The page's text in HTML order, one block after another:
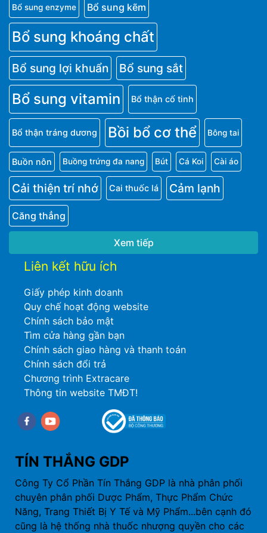
Bổ sung enzyme Bổ sung kẽm
Bổ sung khoáng chất
Bổ sung lợi khuẩn Bổ sung sắt
Bổ sung vitamin Bổ thận cố tinh
Bổ thận tráng dương Bồi bổ cơ thể Bông tai
Buồn nôn Buồng trứng đa nang Bút Cá Koi Cài áo
Cải thiện trí nhớ Cai thuốc lá Cảm lạnh
Căng thẳng
Xem tiếp
Liên kết hữu ích
Giấy phép kinh doanh
Quy chế hoạt động website
Chính sách bảo mật
Tìm cửa hàng gần bạn
Chính sách giao hàng và thanh toán
Chính sách đổi trả
Chương trình Extracare
Thông tin website TMĐT!
Facebookyoutube
TÍN THẮNG GDP
Công Ty Cổ Phần Tín Thắng GDP là nhà phân phối
chuyên phân phối Dược Phẩm, Thực Phẩm Chức
Năng, Trang Thiết Bị Y Tế và Mỹ Phẩm...bên cạnh đó
cũng là hệ thống nhà thuốc nhượng quyền cho các